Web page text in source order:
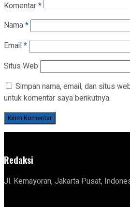
Komentar*
Nama*
Email*
Situs Web
Simpan nama, email, dan situs
untuk komentar saya berikutnya.
Redaksi
Jl. Kemayoran, Jakarta Pusat,